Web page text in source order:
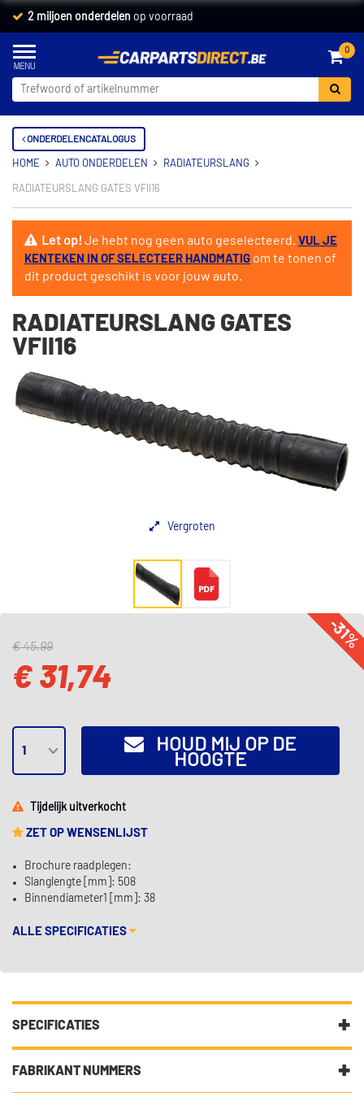
2 miljoen onderdelen op voorraad
0
ONDERDELENCATALOGUS
HOME AUTO ONDERDELEN RADIATEURSLANG
RADIATEURSLANG GATES VFII16
Let op!Je hebt nog geen auto geselecteerd. VUL JE
KENTEKEN IN OF SELECTEER HANDMATIG om te tonen of
dit product geschikt is voor jouw auto.
RADIATEURSLANG GATES
VFII16
Vergroten
-31%
€ 45,99
€ 31,74
HOUD MIJ OP DE
HOOGTE
Tijdelijk uitverkocht
ZET OP WENSENLIJST
Brochure raadplegen:
Slanglengte [mm]: 508
Binnendiameter1 [mm]: 38
ALLE SPECIFICATIES
SPECIFICATIES
Fabrikantcode
FABRIKANT NUMMERS